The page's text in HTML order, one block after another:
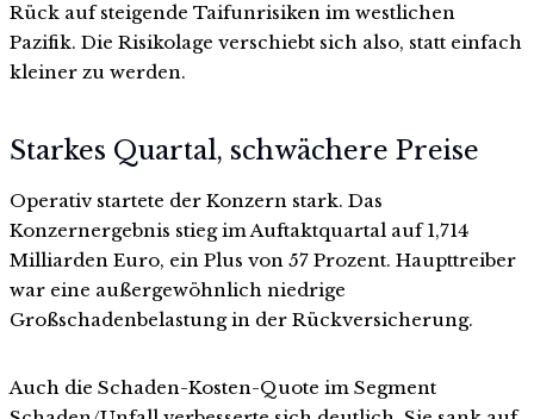
Rück auf steigende Taifunrisiken im westlichen
Pazifik. Die Risikolage verschiebt sich also, statt einfach
kleiner zu werden.
Starkes Quartal, schwächere Preise
Operativ startete der Konzern stark. Das
Konzernergebnis stieg im Auftaktquartal auf 1,714
Milliarden Euro, ein Plus von 57 Prozent. Haupttreiber
war eine außergewöhnlich niedrige
Großschadenbelastung in der Rückversicherung.
Auch die Schaden-Kosten-Quote im Segment